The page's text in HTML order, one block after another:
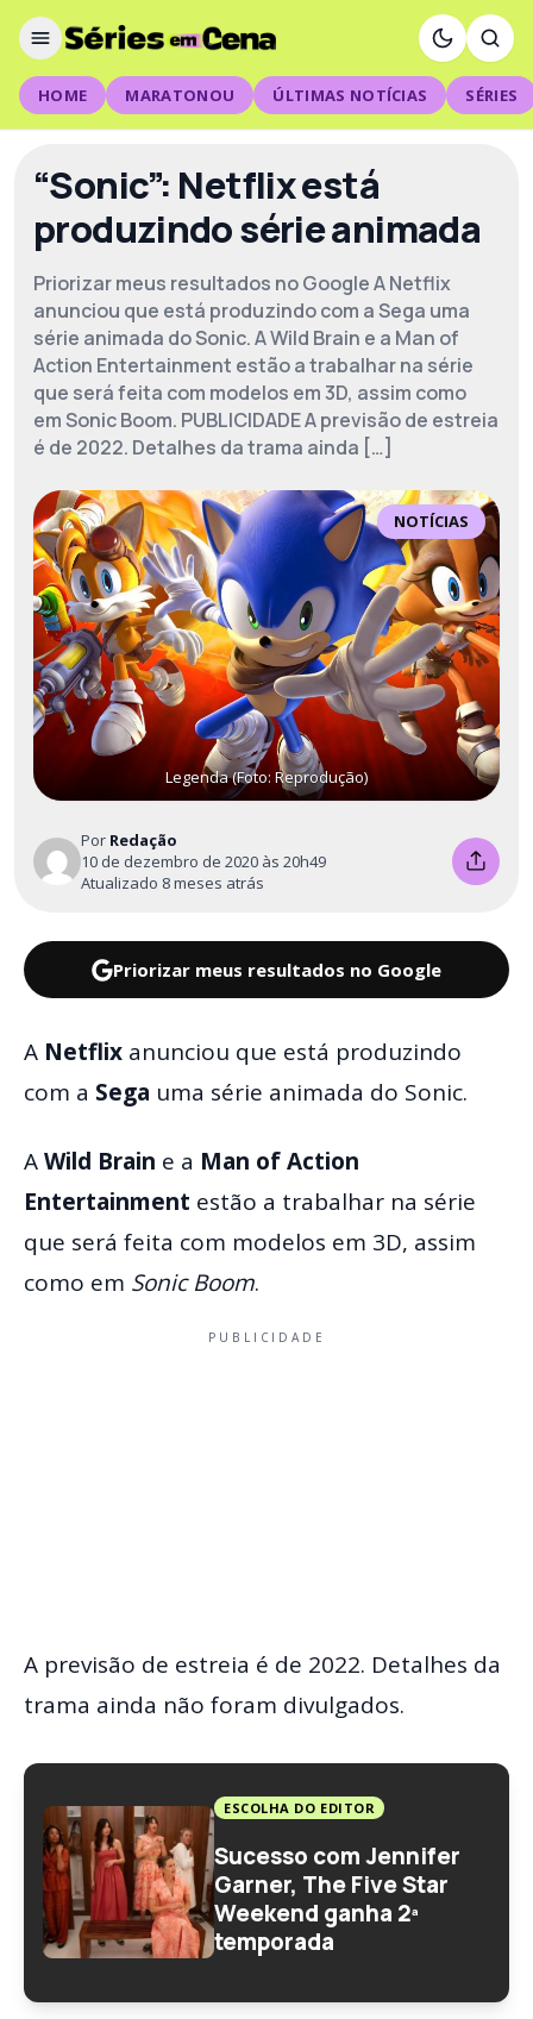
HOME MARATONOU ÚLTIMAS NOTÍCIAS SÉRIES
“Sonic”: Netflix está
produzindo série animada
Priorizar meus resultados no Google A Netflix
anunciou que está produzindo com a Sega uma
série animada do Sonic. A Wild Brain e a Man of
Action Entertainment estão a trabalhar na série
que será feita com modelos em 3D, assim como
em Sonic Boom. PUBLICIDADE A previsão de estreia
é de 2022. Detalhes da trama ainda […]
NOTÍCIAS
Legenda (Foto: Reprodução)
Por Redação
10 de dezembro de 2020 às 20h49
Atualizado 8 meses atrás
Priorizar meus resultados no Google
A Netflix anunciou que está produzindo
com a Sega uma série animada do Sonic.
AWild Brain e a Man of Action
Entertainment estão a trabalhar na série
que será feita com modelos em 3D, assim
como em Sonic Boom.
PUBLICIDADE
A previsão de estreia é de 2022. Detalhes da
trama ainda não foram divulgados.
ESCOLHA DO EDITOR
Sucesso com Jennifer
Garner, The Five Star
Weekend ganha 2ª
temporada